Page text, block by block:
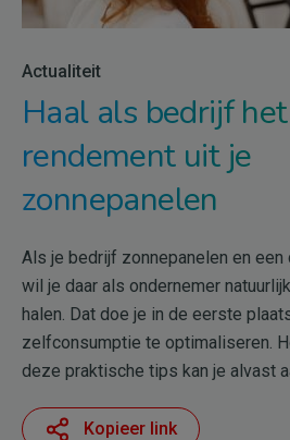
Actualiteit
Haal als bedrijf
rendement uit je
zonnepanelen
Als je bedrijf zonnepanelen en
wil je daar als ondernemer
halen. Dat doe je in de eerste
zelfconsumptie te optimaliseren.
deze praktische tips kan je alvast
Kopieer link